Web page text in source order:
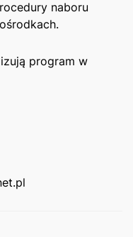
⁤naboru
program w